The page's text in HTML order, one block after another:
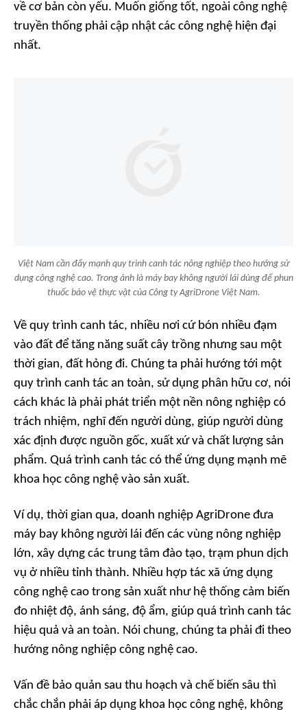
về cơ bản còn yếu. Muốn giống tốt, ngoài công nghệ
truyền thống phải cập nhật các công nghệ hiện đại
nhất.
Việt Nam cần đẩy mạnh quy trình canh tác nông nghiệp theo hướng sử
dụng công nghệ cao. Trong ảnh là máy bay không người lái dùng để phun
thuốc bảo vệ thực vật của Công ty AgriDrone Việt Nam.
Về quy trình canh tác, nhiều nơi cứ bón nhiều đạm
vào đất để tăng năng suất cây trồng nhưng sau một
thời gian, đất hỏng đi. Chúng ta phải hướng tới một
quy trình canh tác an toàn, sử dụng phân hữu cơ, nói
cách khác là phải phát triển một nền nông nghiệp có
trách nhiệm, nghĩ đến người dùng, giúp người dùng
xác định được nguồn gốc, xuất xứ và chất lượng sản
phẩm. Quá trình canh tác có thể ứng dụng mạnh mẽ
khoa học công nghệ vào sản xuất.
Ví dụ, thời gian qua, doanh nghiệp AgriDrone đưa
máy bay không người lái đến các vùng nông nghiệp
lớn, xây dựng các trung tâm đào tạo, trạm phun dịch
vụ ở nhiều tỉnh thành. Nhiều hợp tác xã ứng dụng
công nghệ cao trong sản xuất như hệ thống cảm biến
đo nhiệt độ, ánh sáng, độ ẩm, giúp quá trình canh tác
hiệu quả và an toàn. Nói chung, chúng ta phải đi theo
hướng nông nghiệp công nghệ cao.
Vấn đề bảo quản sau thu hoạch và chế biến sâu thì
chắc chắn phải áp dụng khoa học công nghệ, không